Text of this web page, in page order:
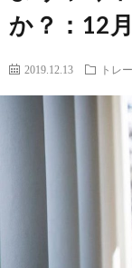
か？：12
2019.12.13 トレ